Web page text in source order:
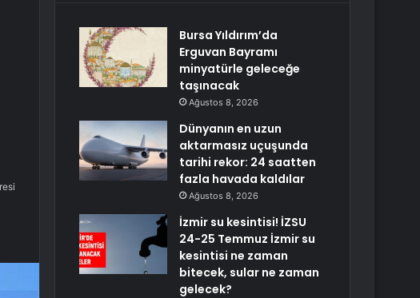
Bursa Yıldırım’da
Erguvan Bayramı
minyatürle geleceğe
taşınacak
Ağustos 8, 2026
Dünyanın en uzun
aktarmasız uçuşunda
tarihi rekor: 24 saatten
fazla havada kaldılar
Ağustos 8, 2026
İzmir su kesintisi! İZSU
24-25 Temmuz İzmir su
kesintisi ne zaman
bitecek, sular ne zaman
gelecek?